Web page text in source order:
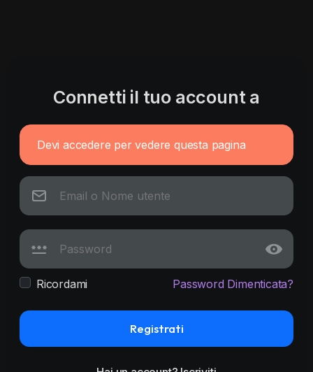
Connetti il tuo account a
Devi accedere per vedere questa pagina
Ricordami Password Dimenticata?
Registrati